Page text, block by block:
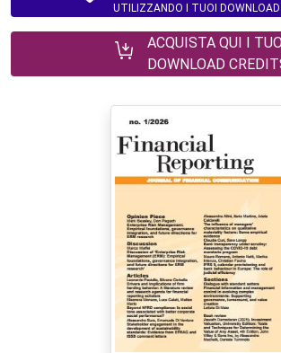
UTILIZZANDO I TUOI
ACQUISTA QUI I
DOWNLOAD